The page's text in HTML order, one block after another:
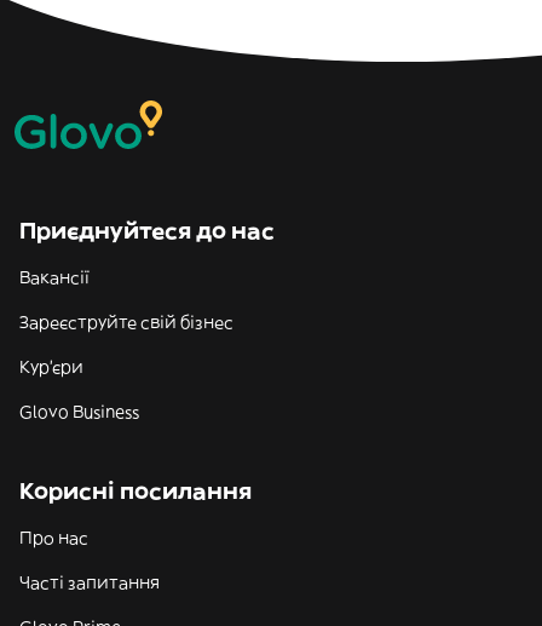
Приєднуйтеся до нас
Вакансії
Зареєструйте свій бізнес
Кур'єри
Glovo Business
Корисні посилання
Про нас
Часті запитання